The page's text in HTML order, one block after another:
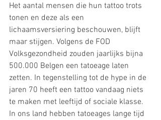
Het aantal mensen die hun tattoo trots
tonen en deze als een
lichaamsversiering beschouwen, blijft
maar stijgen. Volgens de FOD
Volksgezondheid zouden jaarlijks bijna
500.000 Belgen een tatoeage laten
zetten. In tegenstelling tot de hype in de
jaren 70 heeft een tattoo vandaag niets
te maken met leeftijd of sociale klasse.
In ons land hebben tatoeages lange tijd